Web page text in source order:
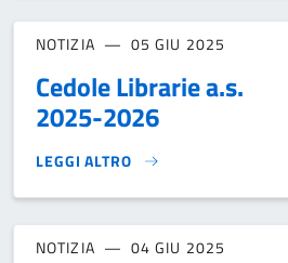
NOTIZIA 05 GIU 2025
Cedole Librarie a.s.
2025-2026
LEGGI ALTRO
CEDOLE LIBRARIE A.S. 2025-2026}
NOTIZIA 04 GIU 2025